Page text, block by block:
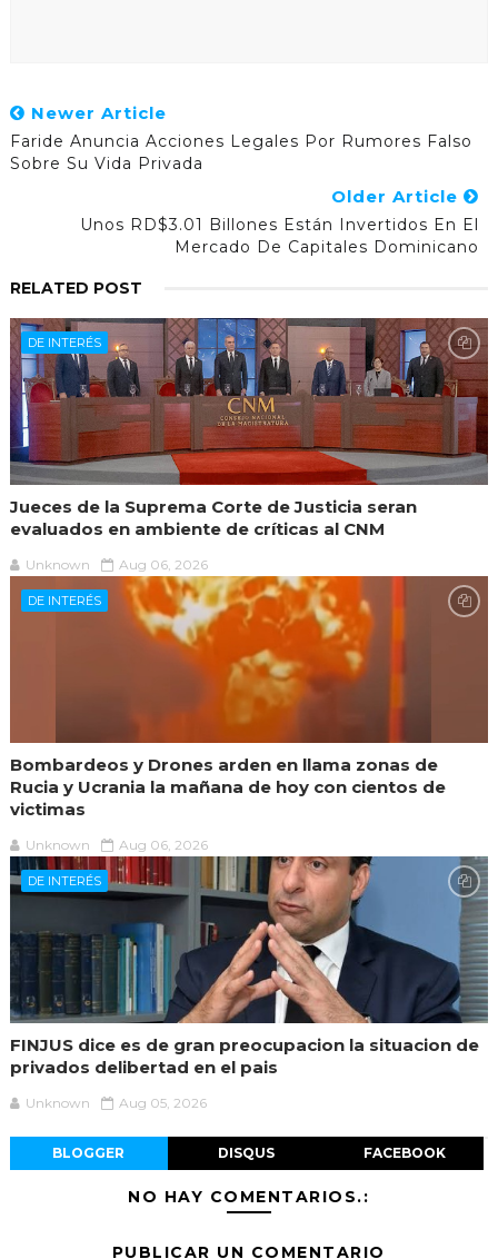
Newer Article
Faride Anuncia Acciones Legales Por Rumores Falso
Sobre Su Vida Privada
Older Article
Unos RD$3.01 Billones Están Invertidos En El
Mercado De Capitales Dominicano
RELATED POST
DE INTERÉS
Jueces de la Suprema Corte de Justicia seran
evaluados en ambiente de críticas al CNM
Unknown Aug 06, 2026
DE INTERÉS
Bombardeos y Drones arden en llama zonas de
Rucia y Ucrania la mañana de hoy con cientos de
victimas
Unknown Aug 06, 2026
DE INTERÉS
FINJUS dice es de gran preocupacion la situacion de
privados delibertad en el pais
Unknown Aug 05, 2026
BLOGGER DISQUS FACEBOOK
NO HAY COMENTARIOS.:
PUBLICAR UN COMENTARIO